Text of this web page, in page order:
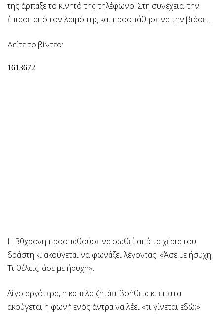
της άρπαξε το κινητό της τηλέφωνο. Στη συνέχεια, την
έπιασε από τον λαιμό της και προσπάθησε να την βιάσει.
Δείτε το βίντεο:
H 30χρονη προσπαθούσε να σωθεί από τα χέρια του
δράστη κι ακούγεται να φωνάζει λέγοντας: «Άσε με ήσυχη.
Τι θέλεις; άσε με ήσυχη».
Λίγο αργότερα, η κοπέλα ζητάει βοήθεια κι έπειτα
ακούγεται η φωνή ενός άντρα να λέει «τι γίνεται εδώ;»